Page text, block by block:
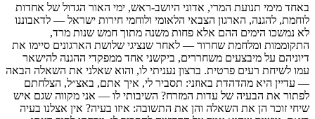
באחד מימי תנועת המרי, אדוני היושב-ראש, ימי האור הגדול של אחדות
לוחמת, להגנה, הארגון הצבאי הלאומי ולוחמי חירות ישראל — לדאבוננו
לא נמשכו הימים ההם אלא פחות משנה מתוך חמש שנות מרד,
התקוממות ומלחמת שחרור — לאחר שנציגי שלושת הארגונים סיימו את
דיוניהם על מיבצעים משחררים, ביקשני אחד ממפקדי ההגנה להישאר
עמו לשיחת רעים פרטית. ברצון נעניתי לו, והוא שאלני את השאלה הבאה
— עדיין היא מהדהדת באוזני: תסביר לי, איך אתם, באצ״ל, הצלחתם
לפתור את הבעיה של עדות המזרח? השיבותי לו — אני מקווה שגם איש
שיחי זוכר הן את השאלה והן את התשובה: איזו בעיה? אין אצלנו בעיה